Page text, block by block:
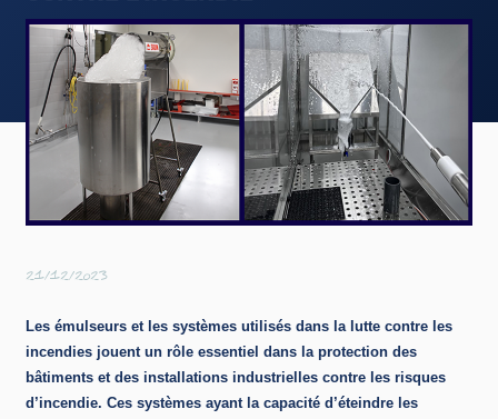
21/12/2023
Les émulseurs et les systèmes utilisés dans la lutte contre les
incendies jouent un rôle essentiel dans la protection des
bâtiments et des installations industrielles contre les risques
d’incendie. Ces systèmes ayant la capacité d’éteindre les